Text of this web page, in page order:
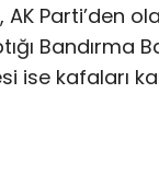
Parti’den
Bandırma
kafaları